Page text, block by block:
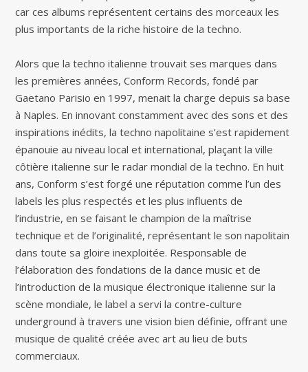
car ces albums représentent certains des morceaux les
plus importants de la riche histoire de la techno.
Alors que la techno italienne trouvait ses marques dans
les premières années, Conform Records, fondé par
Gaetano Parisio en 1997, menait la charge depuis sa base
à Naples. En innovant constamment avec des sons et des
inspirations inédits, la techno napolitaine s’est rapidement
épanouie au niveau local et international, plaçant la ville
côtière italienne sur le radar mondial de la techno. En huit
ans, Conform s’est forgé une réputation comme l’un des
labels les plus respectés et les plus influents de
l’industrie, en se faisant le champion de la maîtrise
technique et de l’originalité, représentant le son napolitain
dans toute sa gloire inexploitée. Responsable de
l’élaboration des fondations de la dance music et de
l’introduction de la musique électronique italienne sur la
scène mondiale, le label a servi la contre-culture
underground à travers une vision bien définie, offrant une
musique de qualité créée avec art au lieu de buts
commerciaux.